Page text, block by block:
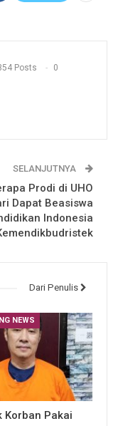
Posts 0
SELANJUTNYA
Prodi di UHO
Dapat Beasiswa
Indonesia
Dari Penulis
NEWS
Korban Pakai